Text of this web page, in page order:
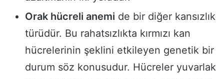
Orak hücreli anemi de bir diğer kansızlık
türüdür. Bu rahatsızlıkta kırmızı kan
hücrelerinin şeklini etkileyen genetik bir
durum söz konusudur. Hücreler yuvarlak